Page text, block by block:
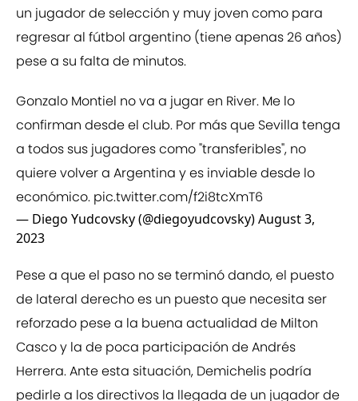
un jugador de selección y muy joven como para
regresar al fútbol argentino (tiene apenas 26 años)
pese a su falta de minutos.
Gonzalo Montiel no va a jugar en River. Me lo
confirman desde el club. Por más que Sevilla tenga
a todos sus jugadores como "transferibles", no
quiere volver a Argentina y es inviable desde lo
económico. pic.twitter.com/f2i8tcXmT6
— Diego Yudcovsky (@diegoyudcovsky)August 3,
2023
Pese a que el paso no se terminó dando, el puesto
de lateral derecho es un puesto que necesita ser
reforzado pese a la buena actualidad de Milton
Casco y la de poca participación de Andrés
Herrera. Ante esta situación, Demichelis podría
pedirle a los directivos la llegada de un jugador de